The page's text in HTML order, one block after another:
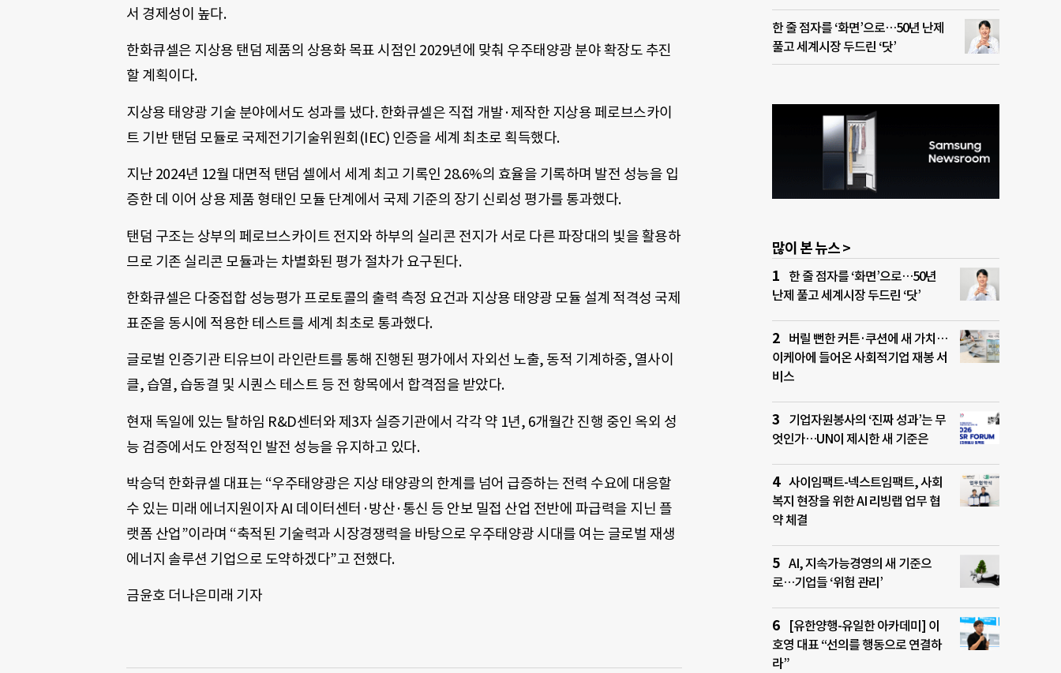
서 경제성이 높다.
한화큐셀은 지상용 탠덤 제품의 상용화 목표 시점인 2029년에 맞춰 우주태양광 분야 확장도 추진
할 계획이다.
지상용 태양광 기술 분야에서도 성과를 냈다. 한화큐셀은 직접 개발·제작한 지상용 페로브스카이
트 기반 탠덤 모듈로 국제전기기술위원회(IEC) 인증을 세계 최초로 획득했다.
지난 2024년 12월 대면적 탠덤 셀에서 세계 최고 기록인 28.6%의 효율을 기록하며 발전 성능을 입
증한 데 이어 상용 제품 형태인 모듈 단계에서 국제 기준의 장기 신뢰성 평가를 통과했다.
탠덤 구조는 상부의 페로브스카이트 전지와 하부의 실리콘 전지가 서로 다른 파장대의 빛을 활용하
므로 기존 실리콘 모듈과는 차별화된 평가 절차가 요구된다.
한화큐셀은 다중접합 성능평가 프로토콜의 출력 측정 요건과 지상용 태양광 모듈 설계 적격성 국제
표준을 동시에 적용한 테스트를 세계 최초로 통과했다.
글로벌 인증기관 티유브이 라인란트를 통해 진행된 평가에서 자외선 노출, 동적 기계하중, 열사이
클, 습열, 습동결 및 시퀀스 테스트 등 전 항목에서 합격점을 받았다.
현재 독일에 있는 탈하임 R&D센터와 제3자 실증기관에서 각각 약 1년, 6개월간 진행 중인 옥외 성
능 검증에서도 안정적인 발전 성능을 유지하고 있다.
박승덕 한화큐셀 대표는 “우주태양광은 지상 태양광의 한계를 넘어 급증하는 전력 수요에 대응할
수 있는 미래 에너지원이자 AI 데이터센터·방산·통신 등 안보 밀접 산업 전반에 파급력을 지닌 플
랫폼 산업”이라며 “축적된 기술력과 시장경쟁력을 바탕으로 우주태양광 시대를 여는 글로벌 재생
에너지 솔루션 기업으로 도약하겠다”고 전했다.
금윤호 더나은미래 기자
한 줄 점자를 ‘화면’으로…50년 난제
풀고 세계시장 두드린 ‘닷’
많이 본 뉴스 >
한 줄 점자를 ‘화면’으로…50년
난제 풀고 세계시장 두드린 ‘닷’
버릴 뻔한 커튼·쿠션에 새 가치…
이케아에 들어온 사회적기업 재봉 서
비스
기업자원봉사의 ‘진짜 성과’는 무
엇인가…UN이 제시한 새 기준은
사이임팩트-넥스트임팩트, 사회
복지 현장을 위한 AI 리빙랩 업무 협
약 체결
AI, 지속가능경영의 새 기준으
로…기업들 ‘위험 관리’
[유한양행-유일한 아카데미] 이
호영 대표 “선의를 행동으로 연결하
라”